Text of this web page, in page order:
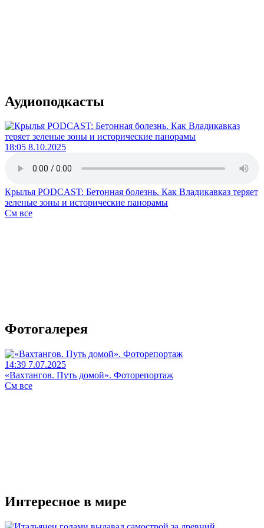
Аудиоподкасты
18:05 8.10.2025
Крылья PODCAST: Бетонная болезнь. Как Владикавказ теряет
зеленые зоны и исторические панорамы
См все
Фотогалерея
14:39 7.07.2025
«Вахтангов. Путь домой». Фоторепортаж
См все
Интересное в мире